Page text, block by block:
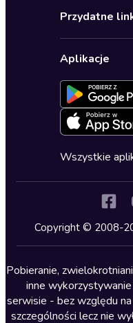
Biznes, marketing,
Dla młodzieży
Kryminały
Lektury szkolne
Literatura anglojęzyczna
Literatura faktu
Literatura obyczajowa
Regulamin
Ustawienia
Formularz
Deklaracja
Karnety
Karty
Oferta dla firm
Przydatne
Dołącz do
Blog
Zapowiedzi
Cykle
Aplikacje
Wszystkie
Copyright © 2008-
Pobieranie,
inne
serwisie - bez względu
szczególności lecz nie